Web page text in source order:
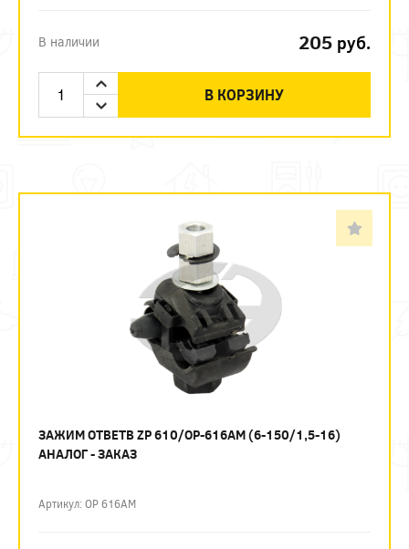
В наличии 205 руб.
В КОРЗИНУ
ЗАЖИМ ОТВЕТВ ZP 610/OP-616AM (6-150/1,5-16)
АНАЛОГ - ЗАКАЗ
Артикул: OP 616AM